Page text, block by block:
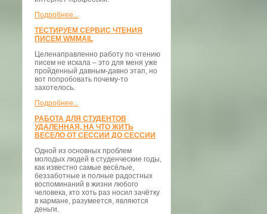
Подробнее...
ТЕСТИРУЕМ СЕРВИС ЧТЕНИЯ
ПИСЕМ WMMAIL
Целенаправленно работу по чтению
писем не искала – это для меня уже
пройденный давным-давно этап, но
вот попробовать почему-то
захотелось.
Подробнее...
РАБОТА ДЛЯ СТУДЕНТОВ
УДАЛЕННАЯ, НА ЧТО ЖИТЬ
ВЕСЕЛО ОТ СЕССИИ ДО СЕССИИ
Одной из основных проблем
молодых людей в студенческие годы,
как известно самые весёлые,
беззаботные и полные радостных
воспоминаний в жизни любого
человека, кто хоть раз носил зачётку
в кармане, разумеется, являются
деньги.